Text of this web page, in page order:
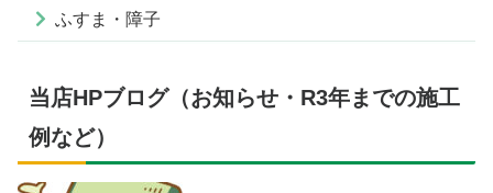
ふすま・障子
当店HPブログ（お知らせ・R3年までの施工
例など）